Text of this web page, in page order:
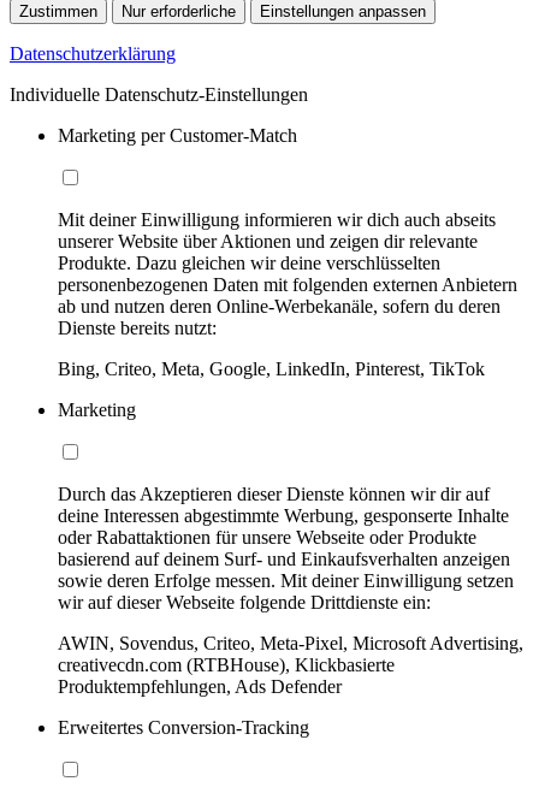
Zustimmen Nur erforderliche Einstellungen anpassen
Datenschutzerklärung
Individuelle Datenschutz-Einstellungen
Marketing per Customer-Match
Mit deiner Einwilligung informieren wir dich auch abseits
unserer Website über Aktionen und zeigen dir relevante
Produkte. Dazu gleichen wir deine verschlüsselten
personenbezogenen Daten mit folgenden externen Anbietern
ab und nutzen deren Online-Werbekanäle, sofern du deren
Dienste bereits nutzt:
Bing, Criteo, Meta, Google, LinkedIn, Pinterest, TikTok
Marketing
Durch das Akzeptieren dieser Dienste können wir dir auf
deine Interessen abgestimmte Werbung, gesponserte Inhalte
oder Rabattaktionen für unsere Webseite oder Produkte
basierend auf deinem Surf- und Einkaufsverhalten anzeigen
sowie deren Erfolge messen. Mit deiner Einwilligung setzen
wir auf dieser Webseite folgende Drittdienste ein:
AWIN, Sovendus, Criteo, Meta-Pixel, Microsoft Advertising,
creativecdn.com (RTBHouse), Klickbasierte
Produktempfehlungen, Ads Defender
Erweitertes Conversion-Tracking